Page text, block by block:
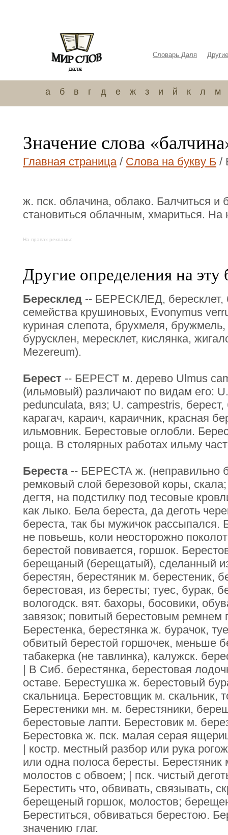
Словарь Даля
а б в г д е ж з и й к л м
Значение слова
Главная страница/ Слова на букву Б /
ж. пск. облачина, облако. Балчиться и
становиться облачным, хмариться. На
На правах рекламы:
Другие определения на эту
Бересклед -- БЕРЕСКЛЕД, бересклет,
семейства крушиновых, Evonymus
куриная слепота, брухмеля,
бурусклен, мересклет, кислянка,
Mezereum).
Берест -- БЕРЕСТ м. дерево Ulmus
(ильмовый) различают по видам его:
pedunculata, вяз; U. campestris,
карагач, караич, караичник, красная
ильмовник. Берестовые оглобли.
роща. В столярных работах ильму
Береста-- БЕРЕСТА ж. (неправильно
ремковый слой березовой коры,
дегтя, на подстилку под тесовые
как лыко. Бела береста, да деготь
береста, так бы мужичок рассыпался.
не повьешь, коли неосторожно
берестой повивается, горшок.
берещаный (берещатый), сделанный
берестян, берестяник м. берестеник,
берестовая, из бересты; туес, бурак,
вологодск. вят. бахоры, босовики,
завязок; повитый берестовым ремнем
Берестенка, берестянка ж. бурачок,
обвитый берестой горшочек, меньше
табакерка (не тавлинка), калужск.
| В Сиб. берестянка, берестовая
оставе. Берестушка ж. берестовый
скальница. Берестовщик м. скальник,
Берестеники мн. м. берестяники,
берестовые лапти. Берестовик м.
Берестовка ж. пск. малая серая
| костр. местный разбор или рука
или одна полоса бересты. Берестяник
молостов с обвоем; | пск. чистый
Берестить что, обвивать, связывать,
берещеный горшок, молостов;
Береститься, обвиваться берестою.
значению глаг.